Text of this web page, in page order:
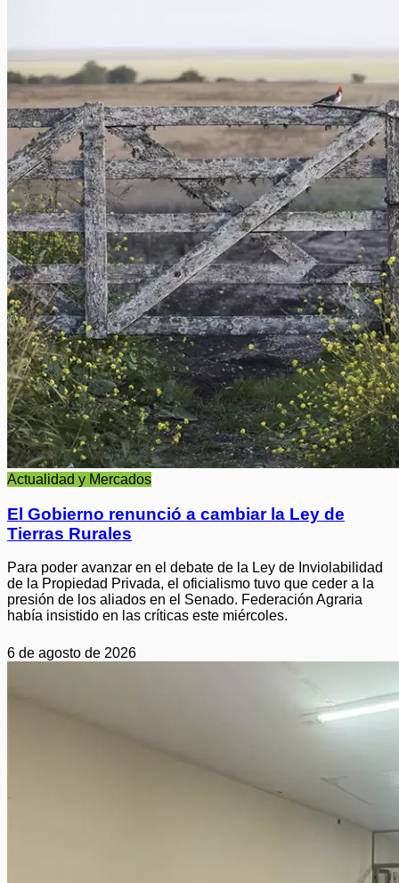
Actualidad y Mercados
El Gobierno renunció a cambiar la Ley de
Tierras Rurales
Para poder avanzar en el debate de la Ley de Inviolabilidad
de la Propiedad Privada, el oficialismo tuvo que ceder a la
presión de los aliados en el Senado. Federación Agraria
había insistido en las críticas este miércoles.
6 de agosto de 2026